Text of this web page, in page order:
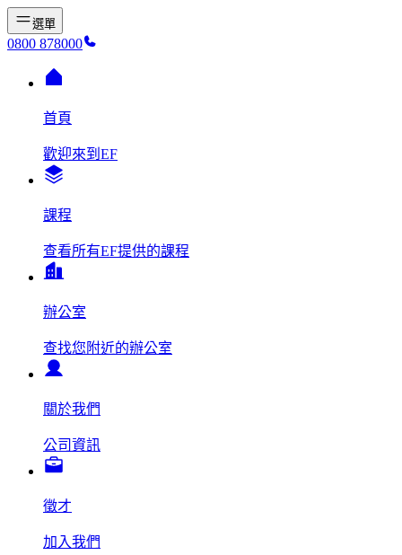
選單
0800 878000
首頁
歡迎來到EF
課程
查看所有EF提供的課程
辦公室
查找您附近的辦公室
關於我們
公司資訊
徵才
加入我們